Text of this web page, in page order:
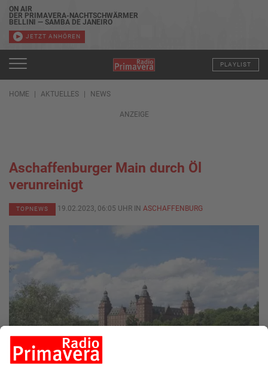
ON AIR
DER PRIMAVERA-NACHTSCHWÄRMER
BELLINI — SAMBA DE JANEIRO
JETZT ANHÖREN
PLAYLIST
HOME AKTUELLES NEWS
ANZEIGE
Aschaffenburger Main durch Öl
verunreinigt
TOPNEWS 19.02.2023, 06:05 UHR IN ASCHAFFENBURG